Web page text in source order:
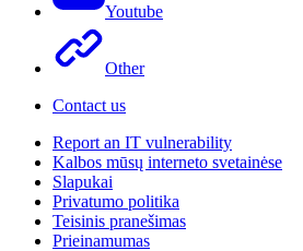
Youtube
Other
Contact us
Report an IT vulnerability
Kalbos mūsų interneto svetainėse
Slapukai
Privatumo politika
Teisinis pranešimas
Prieinamumas